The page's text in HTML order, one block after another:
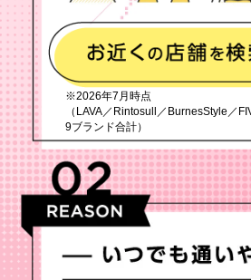
※2026年7月時点
（LAVA／Rintosull／BurnesStyle／
9ブランド合計）